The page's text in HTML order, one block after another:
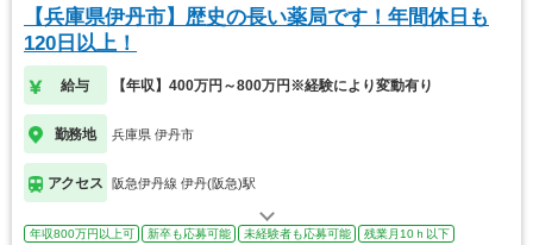
【兵庫県伊丹市】歴史の長い薬局です！年間休日も
120日以上！
給与 【年収】400万円～800万円※経験により変動有り
勤務地 兵庫県 伊丹市
アクセス 阪急伊丹線 伊丹(阪急)駅
年収800万円以上可 新卒も応募可能 未経験者も応募可能
残業月10ｈ以下